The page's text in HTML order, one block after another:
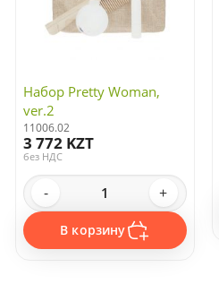
Набор Pretty Woman,
ver.2
11006.02
3 772 KZT
без НДС
- +
В корзину